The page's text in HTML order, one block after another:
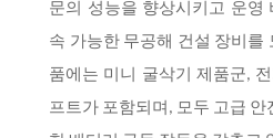
문의 성능을 향상시키고 운영
속 가능한 무공해 건설 장비를
품에는 미니 굴삭기 제품군,
프트가 포함되며, 모두 고급 안